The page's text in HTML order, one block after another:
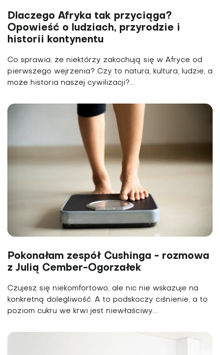
Dlaczego Afryka tak przyciąga?
Opowieść o ludziach, przyrodzie i
historii kontynentu
Co sprawia, że niektórzy zakochują się w Afryce od
pierwszego wejrzenia? Czy to natura, kultura, ludzie, a
może historia naszej cywilizacji?...
Pokonałam zespół Cushinga - rozmowa
z Julią Cember-Ogorzałek
Czujesz się niekomfortowo, ale nic nie wskazuje na
konkretną dolegliwość. A to podskoczy ciśnienie, a to
poziom cukru we krwi jest niewłaściwy....